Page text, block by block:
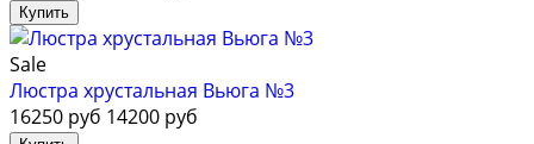
Sale
Люстра хрустальная Вьюга №3
16250 руб 14200 руб